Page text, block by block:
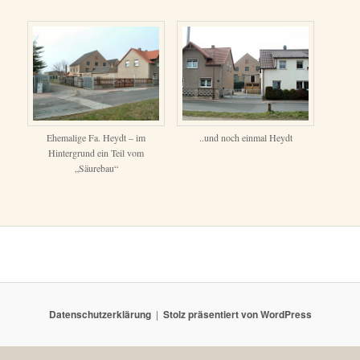
Ehemalige Fa. Heydt – im
Hintergrund ein Teil vom
„Säurebau“
..und noch einmal Heydt
Datenschutzerklärung Stolz präsentiert von WordPress